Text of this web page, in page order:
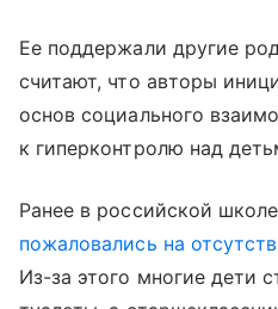
Ее поддержали другие
считают, что авторы
основ социального
к гиперконтролю над
Ранее в российской
пожаловались на
Из-за этого многие дети